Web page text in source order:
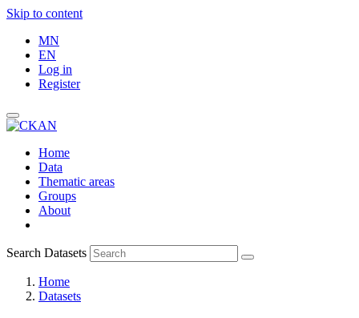
Skip to content
MN
EN
Log in
Register
Home
Data
Thematic areas
Groups
About
Search Datasets
Home
Datasets